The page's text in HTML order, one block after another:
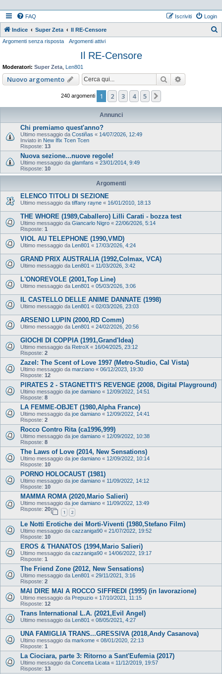
FAQ Login
Iscriviti
Indice Super Zeta Il RE-Censore
Argomenti senza risposta Argomenti attivi
Il RE-Censore
Moderatori: Super Zeta Len801
Nuovo argomento Cerca
240 argomenti 1 2 3 4 5
Annunci
Chi premiamo quest'anno?
Ultimo messaggio da Costiñas « 14/07/2026, 12:49
Inviato in New Ifix Tcen Tcen
Risposte: 13
Nuova sezione...nuove regole!
Ultimo messaggio da glamfans « 23/01/2014, 9:49
Risposte: 10
Argomenti
ELENCO TITOLI DI SEZIONE
Ultimo messaggio da tiffany rayne « 16/01/2010, 18:13
THE WHORE (1989,Caballero) Lilli Carati - bozza test
Ultimo messaggio da Giancarlo Nigro « 22/06/2026, 5:14
Risposte: 1
VIOL AU TELEPHONE (1990,VMD)
Ultimo messaggio da Len801 « 17/03/2026, 4:24
GRAND PRIX AUSTRALIA (1992,Colmax, VCA)
Ultimo messaggio da Len801 « 11/03/2026, 3:42
L'ONOREVOLE (2001,Top Line)
Ultimo messaggio da Len801 « 05/03/2026, 3:06
IL CASTELLO DELLE ANIME DANNATE (1998)
Ultimo messaggio da Len801 « 02/03/2026, 23:03
ARSENIO LUPIN (2000,RD Comm)
Ultimo messaggio da Len801 « 24/02/2026, 20:56
GIOCHI DI COPPIA (1991,Grand'Idea)
Ultimo messaggio da RetroX « 16/04/2025, 23:12
Risposte: 2
Zazel: The Scent of Love 1997 (Metro-Studio, Cal Vista)
Ultimo messaggio da marziano « 06/12/2023, 19:30
Risposte: 12
PIRATES 2 - STAGNETTI'S REVENGE (2008, Digital Playground)
Ultimo messaggio da joe damiano « 12/09/2022, 14:51
Risposte: 8
LA FEMME-OBJET (1980,Alpha France)
Ultimo messaggio da joe damiano « 12/09/2022, 14:41
Risposte: 2
Rocco Contro Rita (ca1996,999)
Ultimo messaggio da joe damiano « 12/09/2022, 10:38
Risposte: 8
The Laws of Love (2014, New Sensations)
Ultimo messaggio da joe damiano « 12/09/2022, 10:14
Risposte: 10
PORNO HOLOCAUST (1981)
Ultimo messaggio da joe damiano « 11/09/2022, 14:12
Risposte: 10
MAMMA ROMA (2020,Mario Salieri)
Ultimo messaggio da joe damiano « 11/09/2022, 13:49
Risposte: 20
1 2
Le Notti Erotiche dei Morti-Viventi (1980,Stefano Film)
Ultimo messaggio da cazzaniga90 « 21/07/2022, 19:52
Risposte: 10
EROS & THANATOS (1994,Mario Salieri)
Ultimo messaggio da cazzaniga90 « 14/06/2022, 19:17
Risposte: 1
The Friend Zone (2012, New Sensations)
Ultimo messaggio da Len801 « 29/11/2021, 3:16
Risposte: 2
MAI DIRE MAI A ROCCO SIFFREDI (1995) (in lavorazione)
Ultimo messaggio da Prepuzio « 17/10/2021, 11:15
Risposte: 12
Trans International L.A. (2021,Evil Angel)
Ultimo messaggio da Len801 « 08/05/2021, 4:27
UNA FAMIGLIA TRANS...GRESSIVA (2018,Andy Casanova)
Ultimo messaggio da markome « 08/01/2020, 22:13
Risposte: 1
La Ciociara, parte 3: Ritorno a Sant'Eufemia (2017)
Ultimo messaggio da Concetta Licata « 11/12/2019, 19:57
Risposte: 13